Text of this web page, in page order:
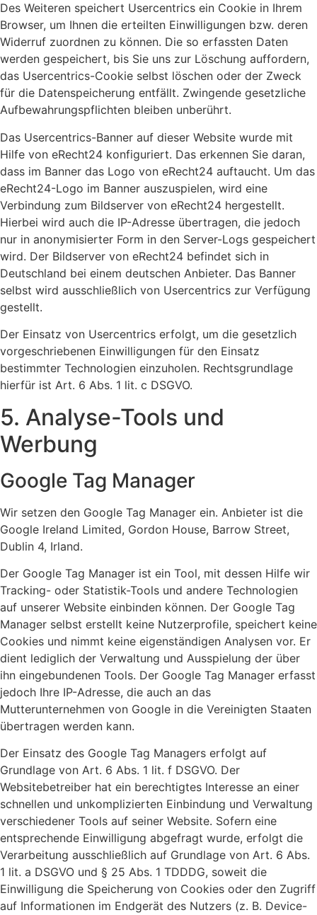
Des Weiteren speichert Usercentrics ein Cookie in Ihrem
Browser, um Ihnen die erteilten Einwilligungen bzw. deren
Widerruf zuordnen zu können. Die so erfassten Daten
werden gespeichert, bis Sie uns zur Löschung auffordern,
das Usercentrics-Cookie selbst löschen oder der Zweck
für die Datenspeicherung entfällt. Zwingende gesetzliche
Aufbewahrungspflichten bleiben unberührt.
Das Usercentrics-Banner auf dieser Website wurde mit
Hilfe von eRecht24 konfiguriert. Das erkennen Sie daran,
dass im Banner das Logo von eRecht24 auftaucht. Um das
eRecht24-Logo im Banner auszuspielen, wird eine
Verbindung zum Bildserver von eRecht24 hergestellt.
Hierbei wird auch die IP-Adresse übertragen, die jedoch
nur in anonymisierter Form in den Server-Logs gespeichert
wird. Der Bildserver von eRecht24 befindet sich in
Deutschland bei einem deutschen Anbieter. Das Banner
selbst wird ausschließlich von Usercentrics zur Verfügung
gestellt.
Der Einsatz von Usercentrics erfolgt, um die gesetzlich
vorgeschriebenen Einwilligungen für den Einsatz
bestimmter Technologien einzuholen. Rechtsgrundlage
hierfür ist Art. 6 Abs. 1 lit. c DSGVO.
5. Analyse-Tools und
Werbung
Google Tag Manager
Wir setzen den Google Tag Manager ein. Anbieter ist die
Google Ireland Limited, Gordon House, Barrow Street,
Dublin 4, Irland.
Der Google Tag Manager ist ein Tool, mit dessen Hilfe wir
Tracking- oder Statistik-Tools und andere Technologien
auf unserer Website einbinden können. Der Google Tag
Manager selbst erstellt keine Nutzerprofile, speichert keine
Cookies und nimmt keine eigenständigen Analysen vor. Er
dient lediglich der Verwaltung und Ausspielung der über
ihn eingebundenen Tools. Der Google Tag Manager erfasst
jedoch Ihre IP-Adresse, die auch an das
Mutterunternehmen von Google in die Vereinigten Staaten
übertragen werden kann.
Der Einsatz des Google Tag Managers erfolgt auf
Grundlage von Art. 6 Abs. 1 lit. f DSGVO. Der
Websitebetreiber hat ein berechtigtes Interesse an einer
schnellen und unkomplizierten Einbindung und Verwaltung
verschiedener Tools auf seiner Website. Sofern eine
entsprechende Einwilligung abgefragt wurde, erfolgt die
Verarbeitung ausschließlich auf Grundlage von Art. 6 Abs.
1 lit. a DSGVO und § 25 Abs. 1 TDDDG, soweit die
Einwilligung die Speicherung von Cookies oder den Zugriff
auf Informationen im Endgerät des Nutzers (z. B. Device-